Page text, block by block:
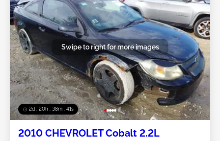
2d : 20h : 38m : 38s
Swipe to right for more images
2010 CHEVROLET Cobalt 2.2L